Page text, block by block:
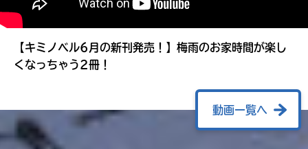
【キミノベル6月の新刊発売！】梅雨のお家時間が楽し
くなっちゃう2冊！
動画一覧へ